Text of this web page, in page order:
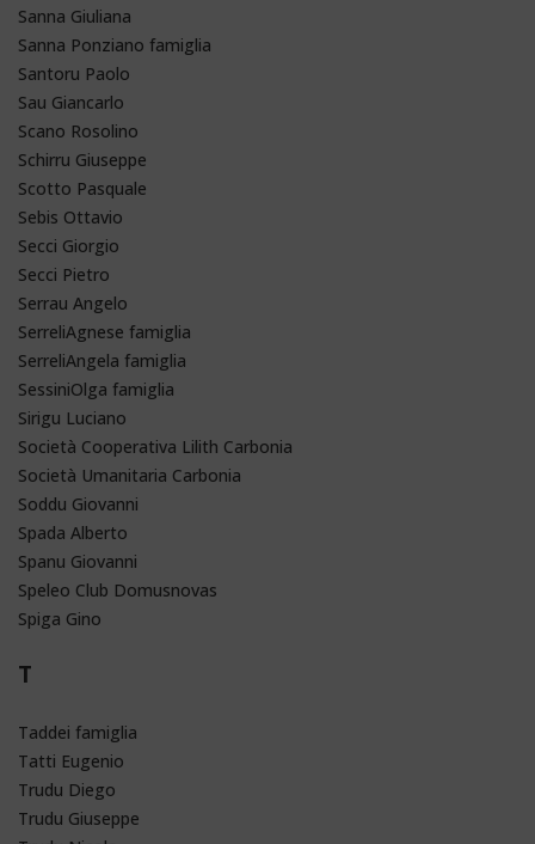
Sanna Giuliana
Sanna Ponziano famiglia
Santoru Paolo
Sau Giancarlo
Scano Rosolino
Schirru Giuseppe
Scotto Pasquale
Sebis Ottavio
Secci Giorgio
Secci Pietro
Serrau Angelo
SerreliAgnese famiglia
SerreliAngela famiglia
SessiniOlga famiglia
Sirigu Luciano
Società Cooperativa Lilith Carbonia
Società Umanitaria Carbonia
Soddu Giovanni
Spada Alberto
Spanu Giovanni
Speleo Club Domusnovas
Spiga Gino
T
Taddei famiglia
Tatti Eugenio
Trudu Diego
Trudu Giuseppe